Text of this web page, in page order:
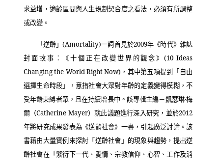
求益增，適齡區間與人生規劃契合度之看法，必須有所調整
或改變。
「逆齡」(Amortality)一詞首見於2009年《時代》雜誌
封面故事：《十個正在改變世界的觀念》(10 Ideas
Changing the World Right Now) ，其中第五項提到「自由
選擇生命時段」，意指社會大眾對年齡的定義變得模糊，不
受年齡束縛者眾，且在持續增長中。該專輯主編－凱瑟琳‧梅
爾（Catherine Mayer）就此議題進行深入研究，並於2012
年將研究成果發表為《逆齡社會》一書，引起廣泛討論。該
書藉由大量實例來探討「逆齡社會」的現象與趨勢，提出逆
齡社會在「繁衍下一代、愛情、宗教信仰、心智、工作及消